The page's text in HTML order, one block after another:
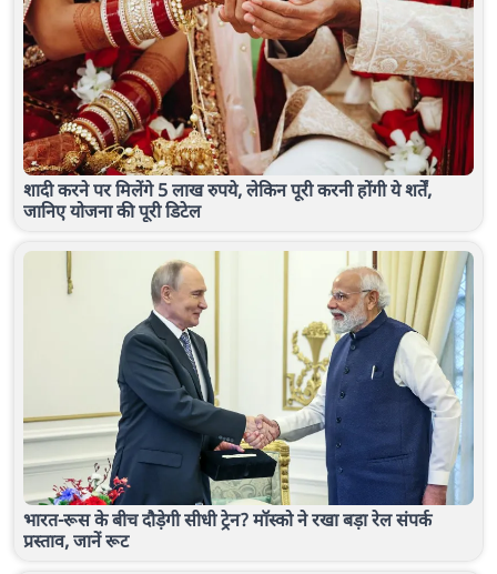
शादी करने पर मिलेंगे 5 लाख रुपये, लेकिन पूरी करनी होंगी ये शर्तें,
जानिए योजना की पूरी डिटेल
भारत-रूस के बीच दौड़ेगी सीधी ट्रेन? मॉस्को ने रखा बड़ा रेल संपर्क
प्रस्ताव, जानें रूट